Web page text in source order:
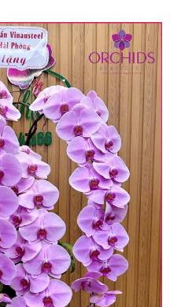
trong nội thành,
yêu cầu khách
với các cửa hàng
giao hoa tận nơi, mỗi
nhau (tùy vào chi
nên giá có thể sẽ
trên website. Khách
lòng chủ động hỏi lại
sẽ chủ động báo giá
hàng cụ thể.